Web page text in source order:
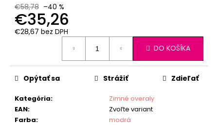
€58,78 –40 %
€35,26
€28,67 bez DPH
DO KOŠÍKA
Kategória:
Zimné overaly
EAN:
Zvoľte variant
Farba:
modrá
Opýtať sa Strážiť Zdieľať